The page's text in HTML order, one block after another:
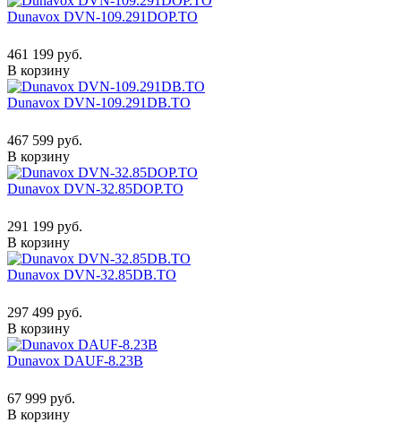
Dunavox DVN-109.291DOP.TO
461 199 руб.
В корзину
Dunavox DVN-109.291DB.TO
467 599 руб.
В корзину
Dunavox DVN-32.85DOP.TO
291 199 руб.
В корзину
Dunavox DVN-32.85DB.TO
297 499 руб.
В корзину
Dunavox DAUF-8.23B
67 999 руб.
В корзину